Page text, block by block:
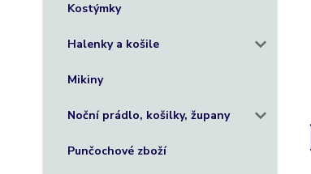
Kostýmky
Halenky a košile
Mikiny
Noční prádlo, košilky, župany
Punčochové zboží